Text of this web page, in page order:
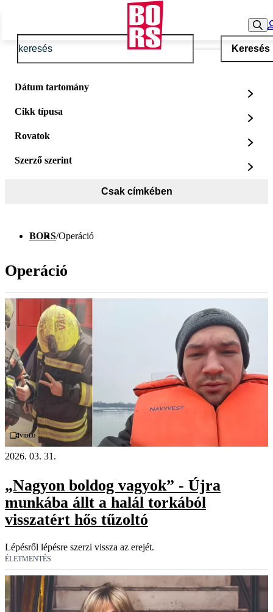
Keresés
Dátum tartomány
Cikk típusa
Rovatok
Szerző szerint
Csak címkében
BORS/Operáció
Operáció
Videó
2026. 03. 31.
„Nagyon boldog vagyok” - Újra
munkába állt a halál torkából
visszatért hős tűzoltó
Lépésről lépésre szerzi vissza az erejét.
ÉLETMENTÉS